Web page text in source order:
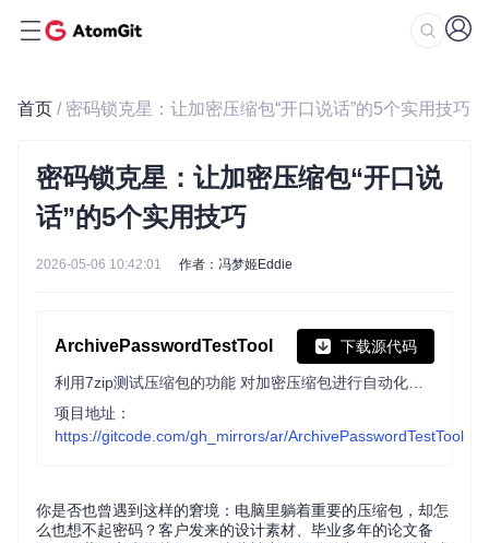
首页 / 密码锁克星：让加密压缩包“开口说话”的5个实用技巧
密码锁克星：让加密压缩包“开口说
话”的5个实用技巧
2026-05-06 10:42:01 作者：冯梦姬Eddie
ArchivePasswordTestTool 下载源代码
项目地址：
https://gitcode.com/gh_mirrors/ar/ArchivePasswordTestTool
你是否也曾遇到这样的窘境：电脑里躺着重要的压缩包，却怎
么也想不起密码？客户发来的设计素材、毕业多年的论文备